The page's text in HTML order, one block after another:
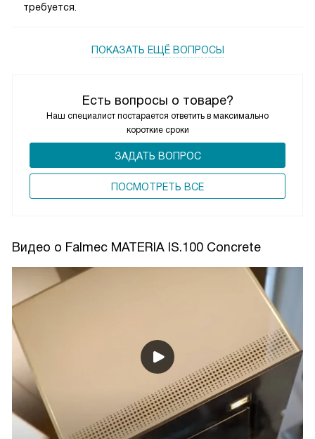
Есть вопросы о товаре?
Наш специалист постарается ответить в максимально
короткие сроки
ЗАДАТЬ ВОПРОС
ПОCМОТРЕТЬ ВСЕ
требуется.
ПОКАЗАТЬ ЕЩЁ ВОПРОСЫ
Видео о Falmec MATERIA IS.100 Concrete